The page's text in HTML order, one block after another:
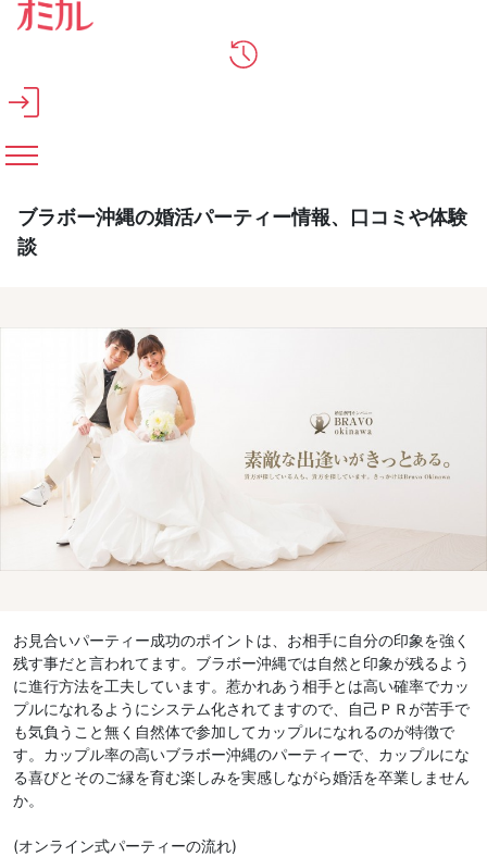
メインコンテンツへスキップ
ブラボー沖縄の婚活パーティー情報、口コミや体験
談
お見合いパーティー成功のポイントは、お相手に自分の印象を強く
残す事だと言われてます。ブラボー沖縄では自然と印象が残るよう
に進行方法を工夫しています。惹かれあう相手とは高い確率でカッ
プルになれるようにシステム化されてますので、自己ＰＲが苦手で
も気負うこと無く自然体で参加してカップルになれるのが特徴で
す。カップル率の高いブラボー沖縄のパーティーで、カップルにな
る喜びとそのご縁を育む楽しみを実感しながら婚活を卒業しません
か。
(オンライン式パーティーの流れ)